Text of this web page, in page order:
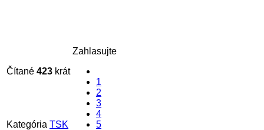
Čítané 423 krát
Zahlasujte
1
2
3
4
5
Kategória TSK